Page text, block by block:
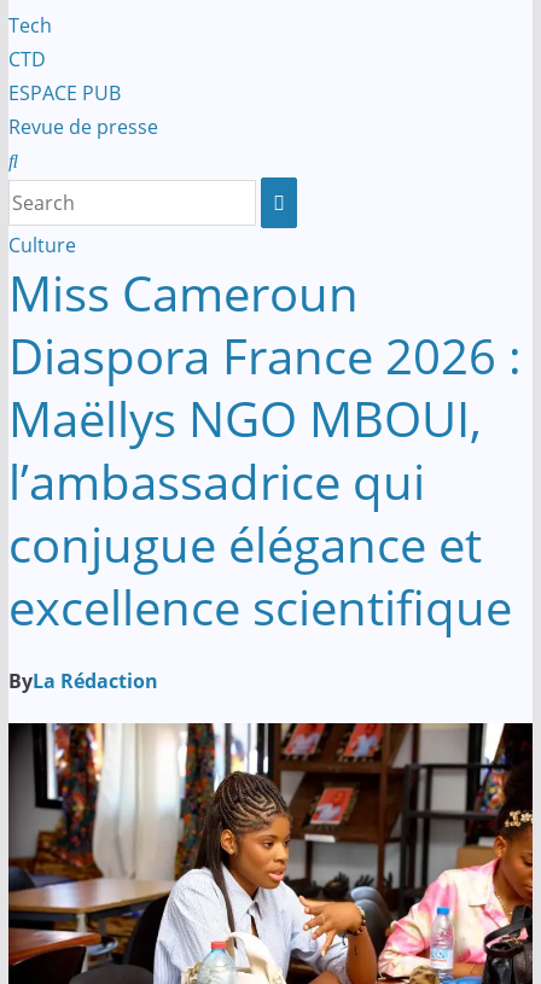
Tech
CTD
ESPACE PUB
Revue de presse
Culture
Miss Cameroun
Diaspora France 2026 :
Maëllys NGO MBOUI,
l’ambassadrice qui
conjugue élégance et
excellence scientifique
ByLa Rédaction